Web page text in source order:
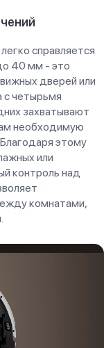
справляется
40 мм - это
дверей или
с четырьмя
захватывают
необходимую
этому
или
контроль над
комнатами,